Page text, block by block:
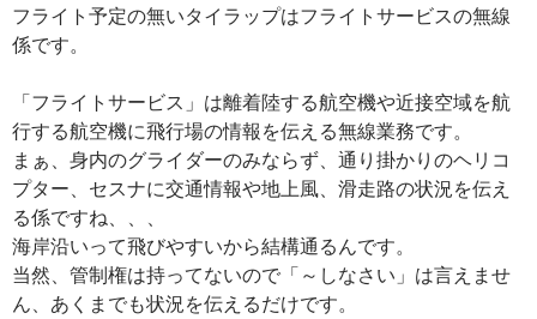
フライト予定の無いタイラップはフライトサービスの無線
係です。
「フライトサービス」は離着陸する航空機や近接空域を航
行する航空機に飛行場の情報を伝える無線業務です。
まぁ、身内のグライダーのみならず、通り掛かりのヘリコ
プター、セスナに交通情報や地上風、滑走路の状況を伝え
る係ですね、、、
海岸沿いって飛びやすいから結構通るんです。
当然、管制権は持ってないので「～しなさい」は言えませ
ん、あくまでも状況を伝えるだけです。